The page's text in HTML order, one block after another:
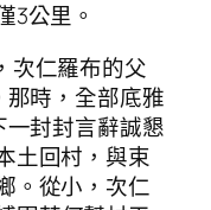
3公里。
次仁羅布的父
那時，全部底雅
一封封言辭誠懇
土回村，與束
。從小，次仁